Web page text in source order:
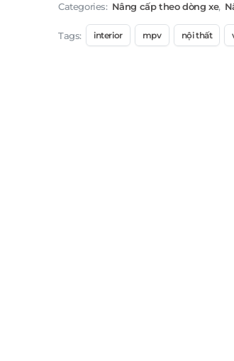
Categories: Nâng cấp theo dòng xe,
Tags: interior mpv nội thất